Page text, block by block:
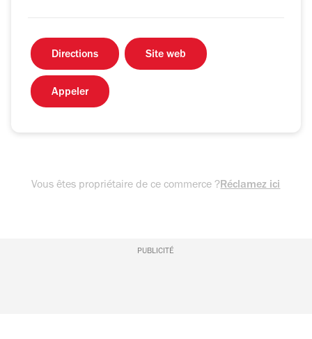
Directions Site web
Appeler
Vous êtes propriétaire de ce commerce ?Réclamez ici
PUBLICITÉ